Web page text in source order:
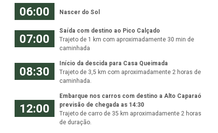
06:00 Nascer do Sol
07:00
Saída com destino ao Pico Calçado
Trajeto de 1 km com aproximadamente 30 min de
caminhada
08:30
Início da descida para Casa Queimada
Trajeto de 3,5 km com aproximadamente 2 horas de
caminhada.
12:00
Embarque nos carros com destino a Alto Caparaó
previsão de chegada as 14:30
Trajeto de carro de 35 km aproximadamente 2 horas
de duração.